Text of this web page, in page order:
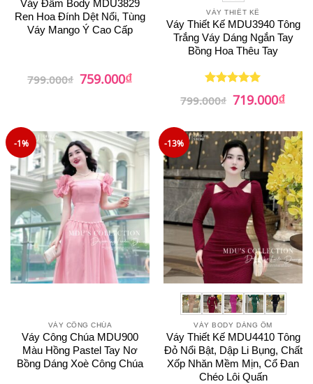
Váy Đầm Body MDU3829
Ren Hoa Đính Dệt Nổi, Tùng
Váy Mango Ý Cao Cấp
799.000₫ Giá
gốc
759.000₫Giá
hiện
VÁY THIẾT KẾ
Váy Thiết Kế MDU3940 Tông
Trắng Váy Dáng Ngắn Tay
Bồng Hoa Thêu Tay
Được xếp
hạng
55
799.000₫ Giá
gốc
719.000₫Giá
hiện
-1%
VÁY CÔNG CHÚA
Váy Công Chúa MDU900
Màu Hồng Pastel Tay Nơ
Bồng Dáng Xoè Công Chúa
-13%
VÁY BODY DÁNG ÔM
Váy Thiết Kế MDU4410 Tông
Đỏ Nổi Bật, Dập Li Bụng, Chất
Xốp Nhăn Mềm Mịn, Cổ Đan
Chéo Lôi Quấn